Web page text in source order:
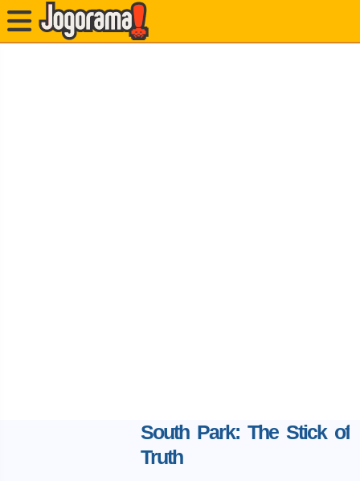
South Park: The Stick of
Truth